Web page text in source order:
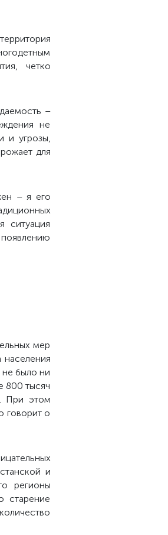
четко
–
не
и угрозы,
для
– я его
ситуация
мер
населения
не было ни
800 тысяч
При этом
говорит о
и
регионы
старение